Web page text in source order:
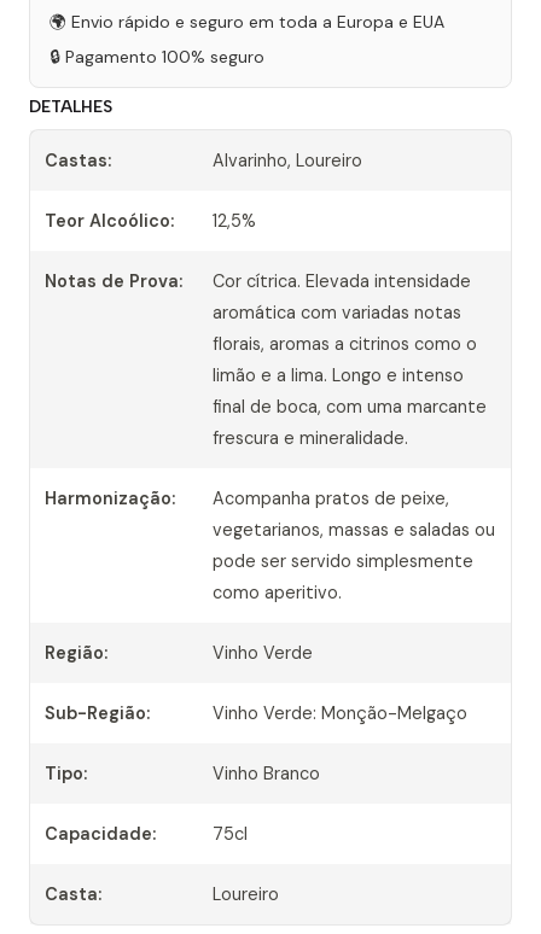
🌍 Envio rápido e seguro em toda a Europa e EUA
🔒 Pagamento 100% seguro
DETALHES
Castas: Alvarinho, Loureiro
Teor Alcoólico: 12,5%
Notas de Prova:
Cor cítrica. Elevada intensidade
aromática com variadas notas
florais, aromas a citrinos como o
limão e a lima. Longo e intenso
final de boca, com uma marcante
frescura e mineralidade.
Harmonização:
Acompanha pratos de peixe,
vegetarianos, massas e saladas ou
pode ser servido simplesmente
como aperitivo.
Região: Vinho Verde
Sub-Região: Vinho Verde: Monção-Melgaço
Tipo: Vinho Branco
Capacidade: 75cl
Casta: Loureiro